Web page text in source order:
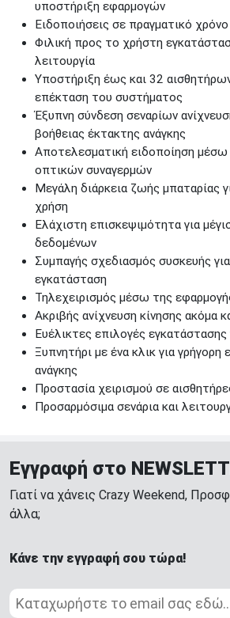
υποστήριξη εφαρμογών
Ειδοποιήσεις σε πραγματικό
Φιλική προς το χρήστη
λειτουργία
Υποστήριξη έως και 32
επέκταση του συστήματος
Έξυπνη σύνδεση σεναρίων
βοήθειας έκτακτης ανάγκης
Αποτελεσματική ειδοποίηση μέσω
οπτικών συναγερμών
Μεγάλη διάρκεια ζωής μπαταρίας
χρήση
Ελάχιστη επισκεψιμότητα για
δεδομένων
Συμπαγής σχεδιασμός συσκευής για
εγκατάσταση
Τηλεχειρισμός μέσω της
Ακριβής ανίχνευση κίνησης ακόμα
Ευέλικτες επιλογές εγκατάστασης
Ξυπνητήρι με ένα κλικ για γρήγορη
ανάγκης
Προστασία χειρισμού σε
Προσαρμόσιμα σενάρια και
Εγγραφή στο
Γιατί να χάνεις Crazy Weekend,
άλλα;
Κάνε την εγγραφή σου τώρα!